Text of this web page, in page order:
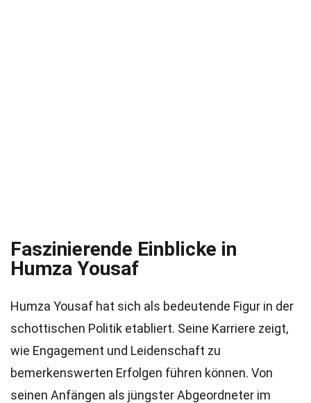
Faszinierende Einblicke in
Humza Yousaf
Humza Yousaf hat sich als bedeutende Figur in der
schottischen Politik etabliert. Seine Karriere zeigt,
wie Engagement und Leidenschaft zu
bemerkenswerten Erfolgen führen können. Von
seinen Anfängen als jüngster Abgeordneter im